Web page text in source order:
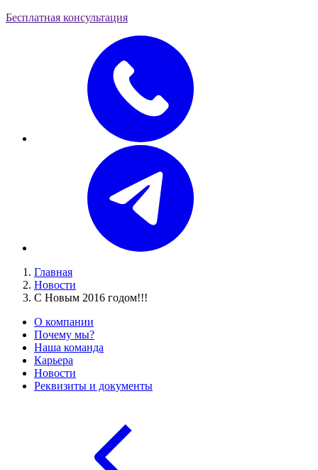
Бесплатная консультация
Главная
Новости
С Новым 2016 годом!!!
О компании
Почему мы?
Наша команда
Карьера
Новости
Реквизиты и документы